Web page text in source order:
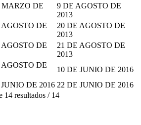
MARZO DE
9 DE AGOSTO DE
2013
AGOSTO DE
20 DE AGOSTO DE
2013
AGOSTO DE
21 DE AGOSTO DE
2013
AGOSTO DE
10 DE JUNIO DE 2016
JUNIO DE 2016 22 DE JUNIO DE 2016
14 resultados / 14